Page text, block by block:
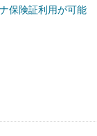
保険証利用が可能